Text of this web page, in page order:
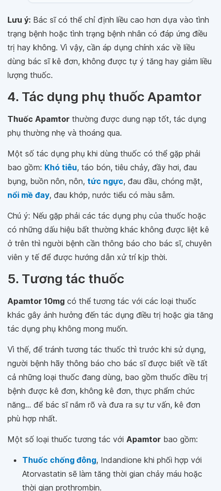
Lưu ý: Bác sĩ có thể chỉ định liều cao hơn dựa vào tình
trạng bệnh hoặc tình trạng bệnh nhân có đáp ứng điều
trị hay không. Vì vậy, cần áp dụng chính xác về liều
dùng bác sĩ kê đơn, không được tự ý tăng hay giảm liều
lượng thuốc.
4. Tác dụng phụ thuốc Apamtor
Thuốc Apamtor thường được dung nạp tốt, tác dụng
phụ thường nhẹ và thoáng qua.
Một số tác dụng phụ khi dùng thuốc có thể gặp phải
bao gồm: Khó tiêu, táo bón, tiêu chảy, đầy hơi, đau
bụng, buồn nôn, nôn, tức ngực, đau đầu, chóng mặt,
nổi mề đay, đau khớp, nước tiểu có màu sẫm.
Chú ý: Nếu gặp phải các tác dụng phụ của thuốc hoặc
có những dấu hiệu bất thường khác không được liệt kê
ở trên thì người bệnh cần thông báo cho bác sĩ, chuyên
viên y tế để được hướng dẫn xử trí kịp thời.
5. Tương tác thuốc
Apamtor 10mg có thể tương tác với các loại thuốc
khác gây ảnh hưởng đến tác dụng điều trị hoặc gia tăng
tác dụng phụ không mong muốn.
Vì thế, để tránh tương tác thuốc thì trước khi sử dụng,
người bệnh hãy thông báo cho bác sĩ được biết về tất
cả những loại thuốc đang dùng, bao gồm thuốc điều trị
bệnh được kê đơn, không kê đơn, thực phẩm chức
năng... để bác sĩ nắm rõ và đưa ra sự tư vấn, kê đơn
phù hợp nhất.
Một số loại thuốc tương tác với Apamtor bao gồm:
Thuốc chống đông, Indandione khi phối hợp với
Atorvastatin sẽ làm tăng thời gian chảy máu hoặc
thời gian prothrombin.